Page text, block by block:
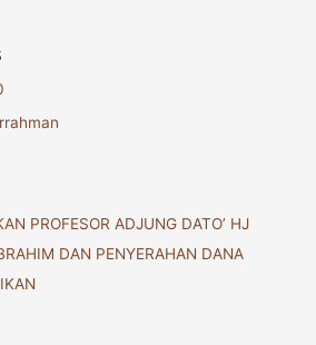
PROFESOR ADJUNG DATO’ HJ
DAN PENYERAHAN DANA